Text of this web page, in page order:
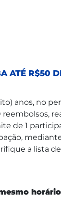
ATÉ R$50
anos, no
de 1
a lista